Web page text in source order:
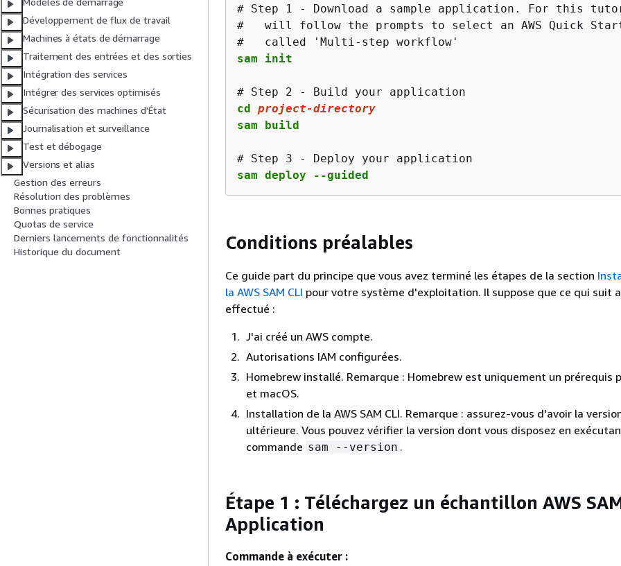
Développement de flux de travail
Machines à états de démarrage
Traitement des entrées et des sorties
Intégration des services
Intégrer des services optimisés
Sécurisation des machines d'État
Journalisation et surveillance
Test et débogage
Versions et alias
Gestion des erreurs
Résolution des problèmes
Bonnes pratiques
Quotas de service
Derniers lancements de fonctionnalités
Historique du document
# Step 1 - Download a sample application. For this
#   will follow the prompts to select an AWS Quick
sam init
cd project-directory
sam build
sam deploy --guided
Conditions préalables
Ce guide part du principe que vous avez terminé les étapes de la section
la AWS SAM CLI pour votre système d'exploitation. Il suppose que ce qui suit
effectué :
J'ai créé un AWS compte.
Autorisations IAM configurées.
Homebrew installé. Remarque : Homebrew est uniquement un prérequis
et macOS.
Installation de la AWS SAM CLI. Remarque : assurez-vous d'avoir la
ultérieure. Vous pouvez vérifier la version dont vous disposez en
commande sam --version .
Étape 1 : Téléchargez un échantillon AWS
Application
Commande à exécuter :